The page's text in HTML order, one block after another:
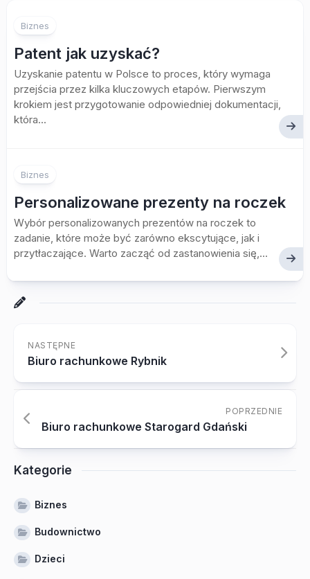
Biznes
Patent jak uzyskać?
Uzyskanie patentu w Polsce to proces, który wymaga
przejścia przez kilka kluczowych etapów. Pierwszym
krokiem jest przygotowanie odpowiedniej dokumentacji,
która...
Biznes
Personalizowane prezenty na roczek
Wybór personalizowanych prezentów na roczek to
zadanie, które może być zarówno ekscytujące, jak i
przytłaczające. Warto zacząć od zastanowienia się,...
NASTĘPNE
Biuro rachunkowe Rybnik
POPRZEDNIE
Biuro rachunkowe Starogard Gdański
Kategorie
Biznes
Budownictwo
Dzieci